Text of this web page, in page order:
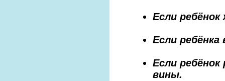
Если
Если
Если
вины.